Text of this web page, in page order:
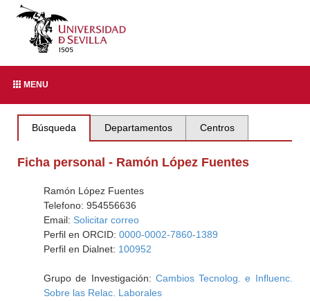
MENU
Búsqueda Departamentos Centros
Ficha personal - Ramón López Fuentes
Ramón López Fuentes
Telefono: 954556636
Email: Solicitar correo
Perfil en ORCID: 0000-0002-7860-1389
Perfil en Dialnet: 100952
Grupo de Investigación: Cambios Tecnolog. e Influenc.
Sobre las Relac. Laborales